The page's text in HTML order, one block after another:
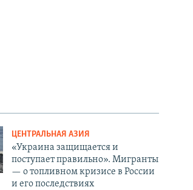
ЦЕНТРАЛЬНАЯ АЗИЯ
«Украина защищается и
поступает правильно». Мигранты
— о топливном кризисе в России
и его последствиях